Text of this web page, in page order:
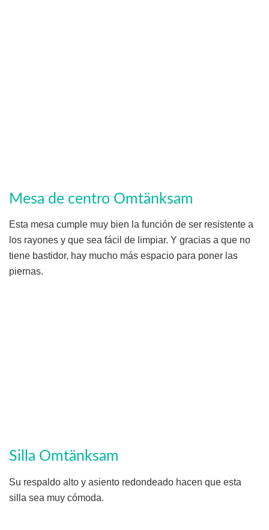
Mesa de centro Omtänksam
Esta mesa cumple muy bien la función de ser resistente a
los rayones y que sea fácil de limpiar. Y gracias a que no
tiene bastidor, hay mucho más espacio para poner las
piernas.
Silla Omtänksam
Su respaldo alto y asiento redondeado hacen que esta
silla sea muy cómoda.